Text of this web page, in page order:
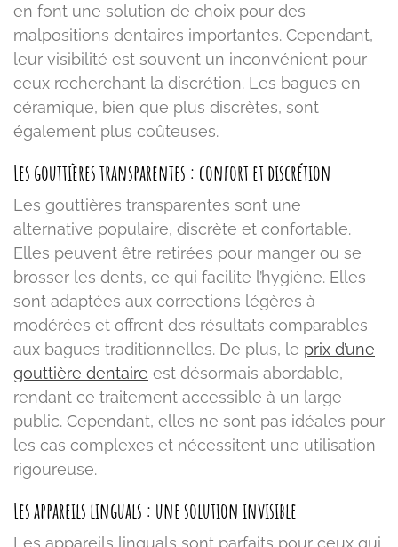
en font une solution de choix pour des
malpositions dentaires importantes. Cependant,
leur visibilité est souvent un inconvénient pour
ceux recherchant la discrétion. Les bagues en
céramique, bien que plus discrètes, sont
également plus coûteuses.
Les gouttières transparentes : confort et discrétion
Les gouttières transparentes sont une
alternative populaire, discrète et confortable.
Elles peuvent être retirées pour manger ou se
brosser les dents, ce qui facilite l’hygiène. Elles
sont adaptées aux corrections légères à
modérées et offrent des résultats comparables
aux bagues traditionnelles. De plus, le prix d’une
gouttière dentaire est désormais abordable,
rendant ce traitement accessible à un large
public. Cependant, elles ne sont pas idéales pour
les cas complexes et nécessitent une utilisation
rigoureuse.
Les appareils linguals : une solution invisible
Les appareils linguals sont parfaits pour ceux qui